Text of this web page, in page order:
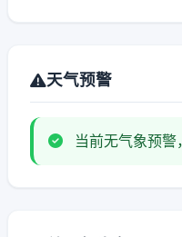
天气预警
当前无气象预警